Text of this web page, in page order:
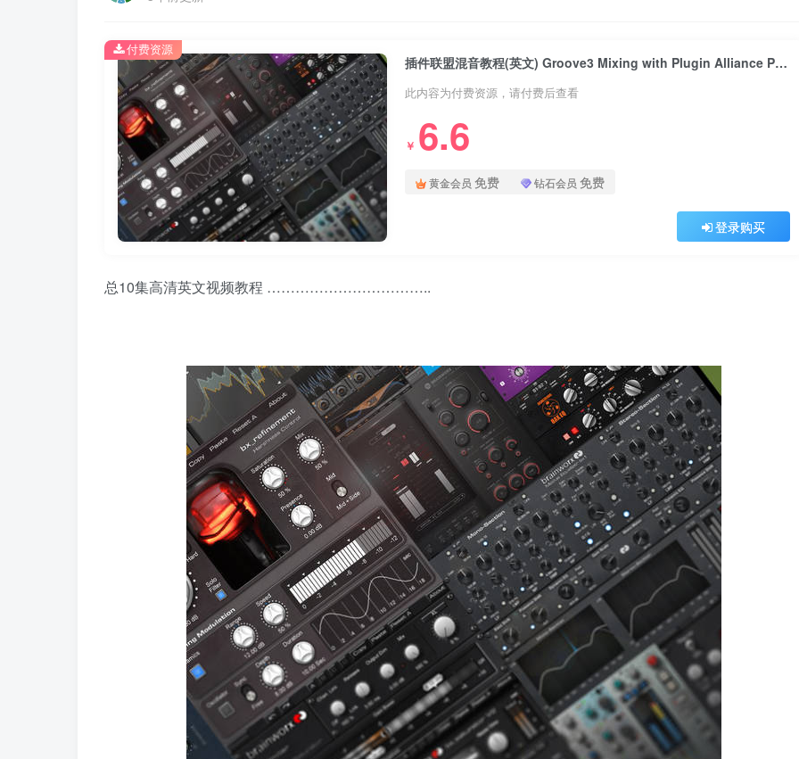
插件联盟混音教程(英文) Groove3 Mixing with Plugin Alliance Plugins Explained Tutorial
此内容为付费资源，请付费后查看
￥ 6.6
黄金会员 免费 钻石会员 免费
登录购买
付费资源
总10集高清英文视频教程 ……………………………..